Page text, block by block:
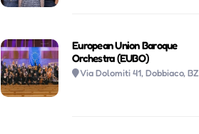
European Union Baroque
Orchestra (EUBO)
Via Dolomiti 41, Dobbiaco, BZ